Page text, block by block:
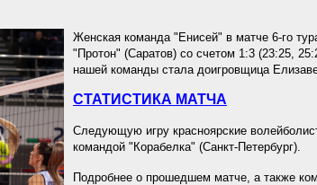
Женская команда "Енисей" в матче 6-го
"Протон" (Саратов) со счетом 1:3 (23:25,
нашей команды стала доигровщица
СТАТИСТИКА МАТЧА
Следующую игру красноярские
командой "Корабелка" (Санкт-Петербург).
Подробнее о прошедшем матче, а также